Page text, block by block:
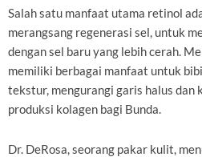
Salah satu manfaat utama retinol
merangsang regenerasi sel, untuk
dengan sel baru yang lebih cerah.
memiliki berbagai manfaat untuk
tekstur, mengurangi garis halus
produksi kolagen bagi Bunda.
Dr. DeRosa, seorang pakar kulit,